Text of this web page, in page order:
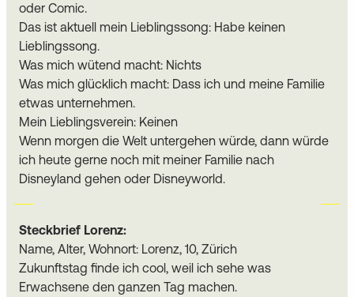
oder Comic.
Das ist aktuell mein Lieblingssong: Habe keinen
Lieblingssong.
Was mich wütend macht: Nichts
Was mich glücklich macht: Dass ich und meine Familie
etwas unternehmen.
Mein Lieblingsverein: Keinen
Wenn morgen die Welt untergehen würde, dann würde
ich heute gerne noch mit meiner Familie nach
Disneyland gehen oder Disneyworld.
Steckbrief Lorenz:
Name, Alter, Wohnort: Lorenz, 10, Zürich
Zukunftstag finde ich cool, weil ich sehe was
Erwachsene den ganzen Tag machen.